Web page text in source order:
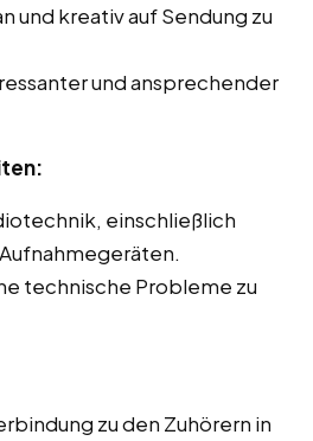
und kreativ auf Sendung zu
und ansprechender
einschließlich
technische Probleme zu
zu den Zuhörern in